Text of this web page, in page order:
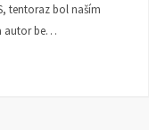
tentoraz bol naším
autor be…